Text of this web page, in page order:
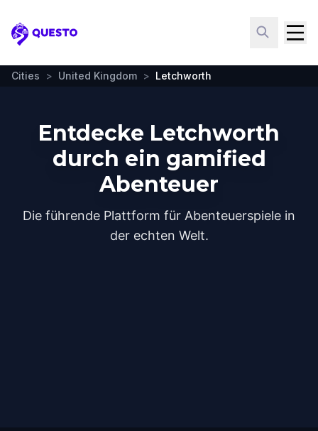
Questo
Cities > United Kingdom > Letchworth
Entdecke Letchworth
durch ein gamified
Abenteuer
Die führende Plattform für Abenteuerspiele in
der echten Welt.